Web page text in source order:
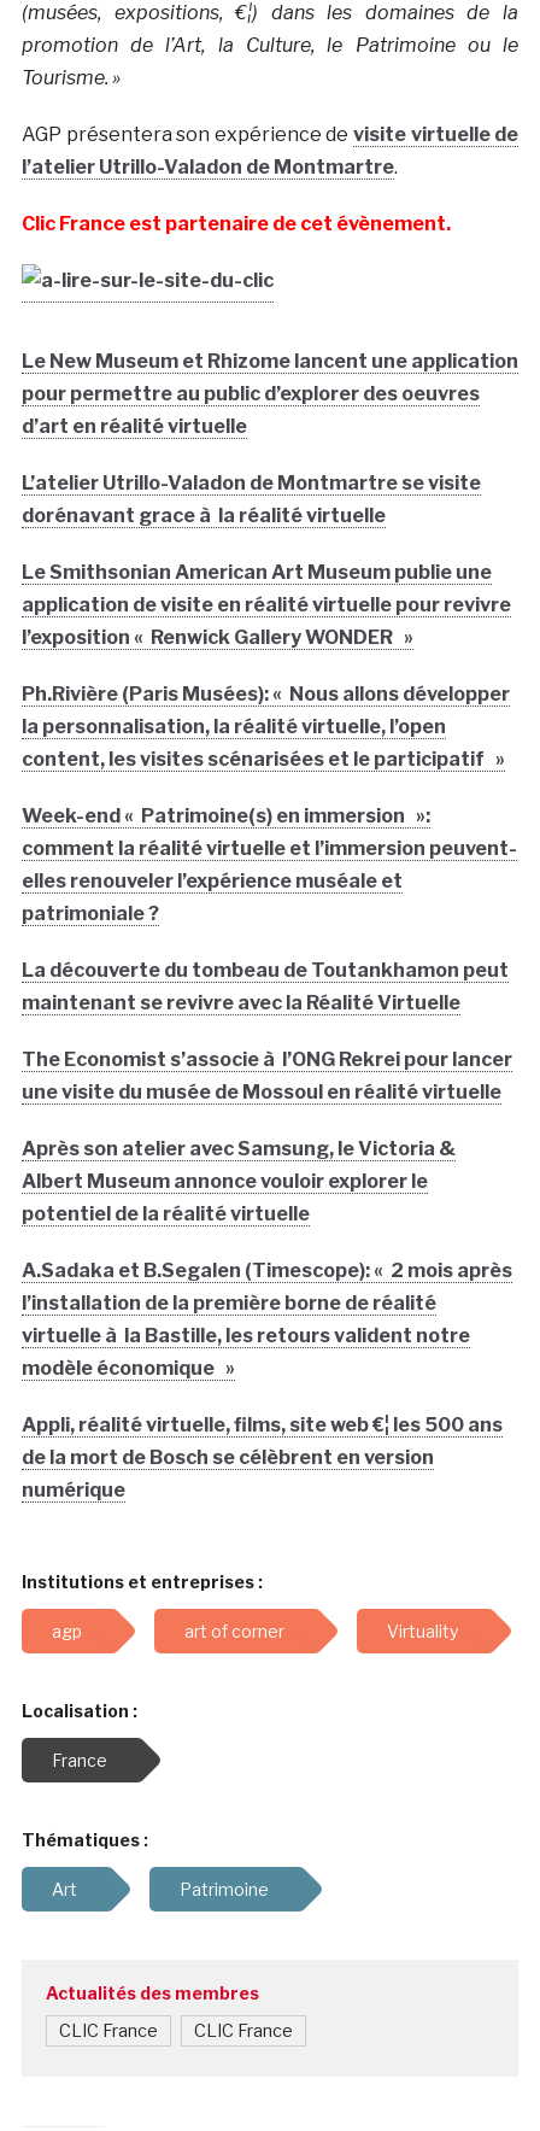
(musées, expositions, €¦) dans les domaines de la
promotion de l’Art, la Culture, le Patrimoine ou le
Tourisme. »
AGP présentera son expérience de visite virtuelle de
l’atelier Utrillo-Valadon de Montmartre.
Clic France est partenaire de cet évènement.
Le New Museum et Rhizome lancent une application
pour permettre au public d’explorer des oeuvres
d’art en réalité virtuelle
L’atelier Utrillo-Valadon de Montmartre se visite
dorénavant grace à la réalité virtuelle
Le Smithsonian American Art Museum publie une
application de visite en réalité virtuelle pour revivre
l’exposition « Renwick Gallery WONDER »
Ph.Rivière (Paris Musées): « Nous allons développer
la personnalisation, la réalité virtuelle, l’open
content, les visites scénarisées et le participatif »
Week-end « Patrimoine(s) en immersion »:
comment la réalité virtuelle et l’immersion peuvent-
elles renouveler l’expérience muséale et
patrimoniale ?
La découverte du tombeau de Toutankhamon peut
maintenant se revivre avec la Réalité Virtuelle
The Economist s’associe à l’ONG Rekrei pour lancer
une visite du musée de Mossoul en réalité virtuelle
Après son atelier avec Samsung, le Victoria &
Albert Museum annonce vouloir explorer le
potentiel de la réalité virtuelle
A.Sadaka et B.Segalen (Timescope): « 2 mois après
l’installation de la première borne de réalité
virtuelle à la Bastille, les retours valident notre
modèle économique »
Appli, réalité virtuelle, films, site web €¦ les 500 ans
de la mort de Bosch se célèbrent en version
numérique
Institutions et entreprises :
agp art of corner Virtuality
Localisation :
France
Thématiques :
Art Patrimoine
Actualités des membres
CLIC France CLIC France